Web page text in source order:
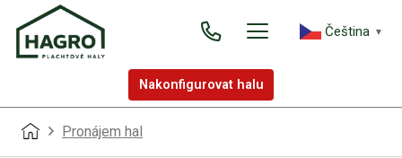
Čeština‎ ▼
Nakonfigurovat halu
Pronájem hal